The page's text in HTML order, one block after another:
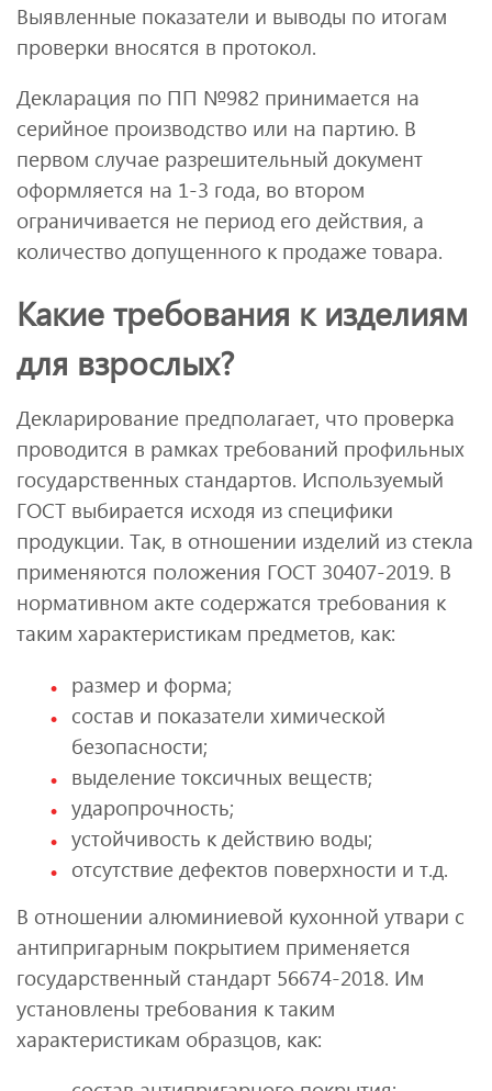
Выявленные показатели и выводы по итогам
проверки вносятся в протокол.
Декларация по ПП №982 принимается на
серийное производство или на партию. В
первом случае разрешительный документ
оформляется на 1-3 года, во втором
ограничивается не период его действия, а
количество допущенного к продаже товара.
Какие требования к изделиям
для взрослых?
Декларирование предполагает, что проверка
проводится в рамках требований профильных
государственных стандартов. Используемый
ГОСТ выбирается исходя из специфики
продукции. Так, в отношении изделий из стекла
применяются положения ГОСТ 30407-2019. В
нормативном акте содержатся требования к
таким характеристикам предметов, как:
размер и форма;
состав и показатели химической
безопасности;
выделение токсичных веществ;
ударопрочность;
устойчивость к действию воды;
отсутствие дефектов поверхности и т.д.
В отношении алюминиевой кухонной утвари с
антипригарным покрытием применяется
государственный стандарт 56674-2018. Им
установлены требования к таким
характеристикам образцов, как: